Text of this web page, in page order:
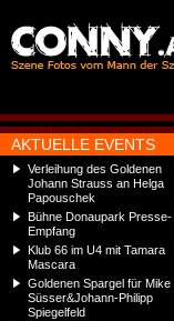
AKTUELLE EVENTS
Verleihung des Goldenen
Johann Strauss an Helga
Papouschek
Bühne Donaupark Presse-
Empfang
Klub 66 im U4 mit Tamara
Mascara
Goldenen Spargel für Mike
Süsser&Johann-Philipp
Spiegelfeld